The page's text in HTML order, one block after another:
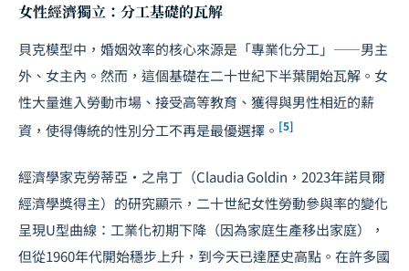
女性經濟獨立：分工基礎的瓦解
貝克模型中，婚姻效率的核心來源是「專業化分工」——男主
外、女主內。然而，這個基礎在二十世紀下半葉開始瓦解。女
性大量進入勞動市場、接受高等教育 、獲得與男性相近的薪
資，使得傳統的性別分工不再是最優選擇。 [5]
經濟學家克勞蒂亞・之帛丁（Claudia Goldin，2023年諾貝爾
經濟學獎得主）的研究顯示，二十世紀女性勞動參與率的變化
呈現U型曲線：工業化初期下降（因為家庭生產移出家庭），
但從1960年代開始穩步上升，到今天已達歷史高點。在許多國